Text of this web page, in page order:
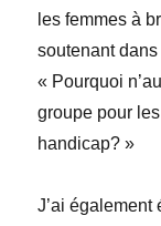
les femmes à
soutenant
« Pourquoi
groupe pour
handicap? »
J’ai également